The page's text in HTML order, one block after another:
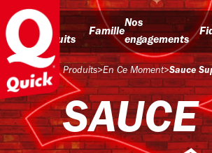
Nos
produits
Famille
Nos
engagements
Produits>En Ce Moment>Sauce
SAUCE